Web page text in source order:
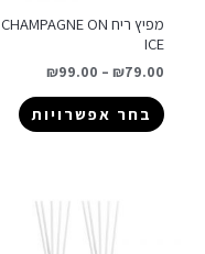
מפיץ ריח CHAMPAGNE ON
ICE
₪79.00
–
₪99.00
בחר אפשרויות